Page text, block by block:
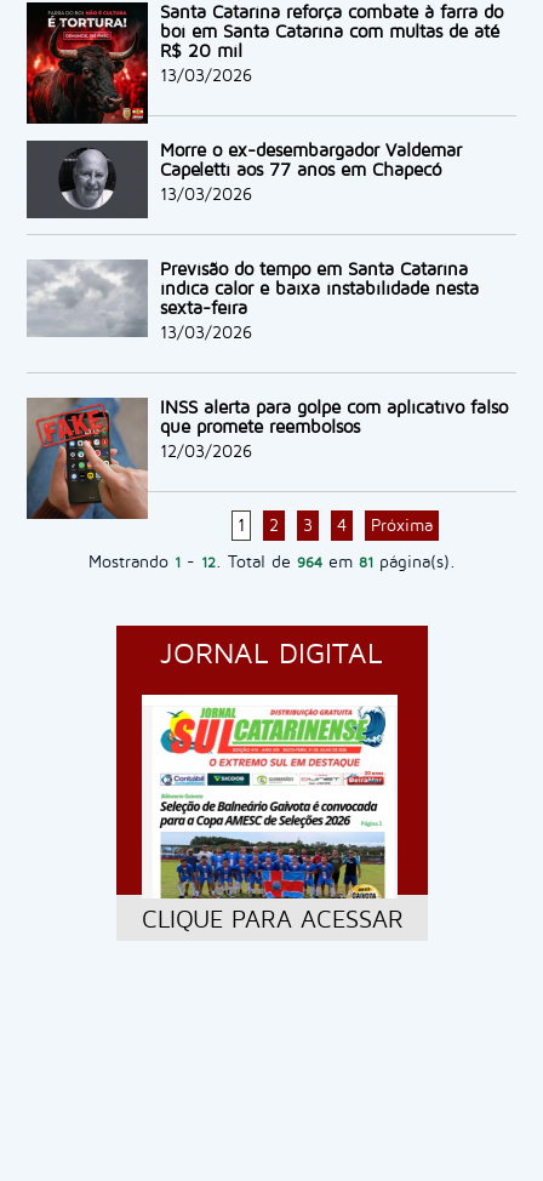
Santa Catarina reforça combate à farra do
boi em Santa Catarina com multas de até
R$ 20 mil
13/03/2026
Morre o ex-desembargador Valdemar
Capeletti aos 77 anos em Chapecó
13/03/2026
Previsão do tempo em Santa Catarina
indica calor e baixa instabilidade nesta
sexta-feira
13/03/2026
INSS alerta para golpe com aplicativo falso
que promete reembolsos
12/03/2026
1 2 3 4
Próxima
Mostrando 1- 12. Total de 964em 81página(s).
JORNAL DIGITAL
CLIQUE PARA ACESSAR